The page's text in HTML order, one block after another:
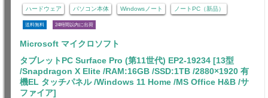
ハードウェア パソコン本体 Windowsノート ノートPC（新品）
送料無料 24時間以内に出荷
Microsoft マイクロソフト
タブレットPC Surface Pro (第11世代) EP2-19234 [13型
/Snapdragon X Elite /RAM:16GB /SSD:1TB /2880×1920 有
機EL タッチパネル /Windows 11 Home /MS Office H&B /サ
ファイア]